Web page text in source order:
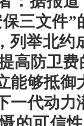
三文件
列举北约
高防卫
能够抵
一代动